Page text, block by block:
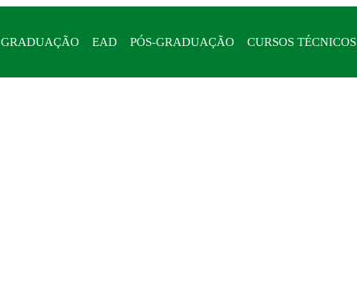
GRADUAÇÃO EAD PÓS-GRADUAÇÃO CURSOS TÉCNICOS